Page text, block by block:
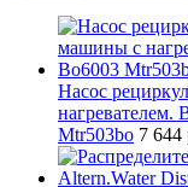
Насос
нагревателем.
Mtr503bo 7 644